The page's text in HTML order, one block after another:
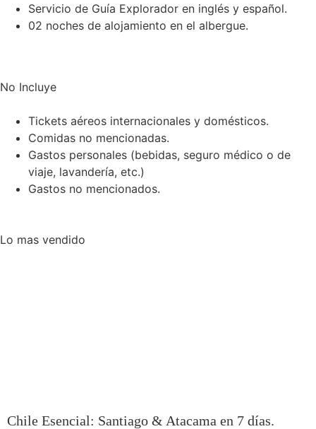
Servicio de Guía Explorador en inglés y español.
02 noches de alojamiento en el albergue.
No Incluye
Tickets aéreos internacionales y domésticos.
Comidas no mencionadas.
Gastos personales (bebidas, seguro médico o de
viaje, lavandería, etc.)
Gastos no mencionados.
Lo mas vendido
Chile Esencial: Santiago & Atacama en 7 días.